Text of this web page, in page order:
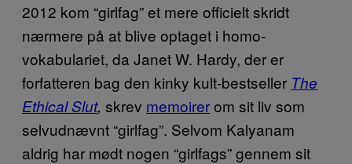
2012 kom “girlfag” et mere officielt skridt
nærmere på at blive optaget i homo-
vokabulariet, da Janet W. Hardy, der er
forfatteren bag den kinky kult-bestseller The
Ethical Slut, skrev memoirerom sit liv som
selvudnævnt “girlfag”. Selvom Kalyanam
aldrig har mødt nogen “girlfags” gennem sit